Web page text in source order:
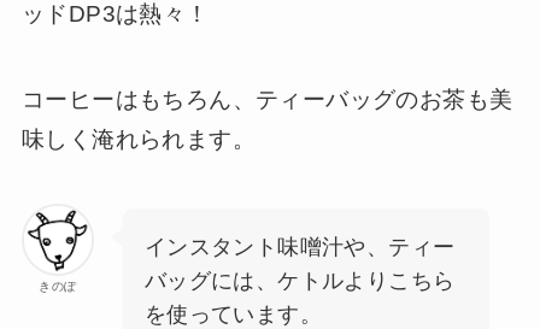
ッドDP3は熱々！
コーヒーはもちろん、ティーバッグのお茶も美
味しく淹れられます。
きのぽ
インスタント味噌汁や、ティー
バッグには、ケトルよりこちら
を使っています。